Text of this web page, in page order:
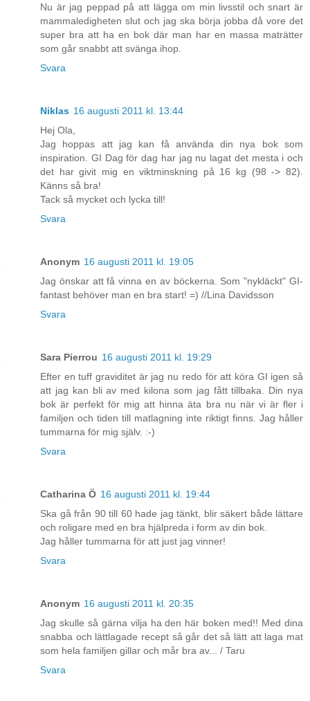
Nu är jag peppad på att lägga om min livsstil och snart är
mammaledigheten slut och jag ska börja jobba då vore det
super bra att ha en bok där man har en massa maträtter
som går snabbt att svänga ihop.
Svara
Niklas 16 augusti 2011 kl. 13:44
Hej Ola,
Jag hoppas att jag kan få använda din nya bok som
inspiration. GI Dag för dag har jag nu lagat det mesta i och
det har givit mig en viktminskning på 16 kg (98 -> 82).
Känns så bra!
Tack så mycket och lycka till!
Svara
Anonym 16 augusti 2011 kl. 19:05
Jag önskar att få vinna en av böckerna. Som "nykläckt" GI-
fantast behöver man en bra start! =) //Lina Davidsson
Svara
Sara Pierrou 16 augusti 2011 kl. 19:29
Efter en tuff graviditet är jag nu redo för att köra GI igen så
att jag kan bli av med kilona som jag fått tillbaka. Din nya
bok är perfekt för mig att hinna äta bra nu när vi är fler i
familjen och tiden till matlagning inte riktigt finns. Jag håller
tummarna för mig själv. :-)
Svara
Catharina Ö 16 augusti 2011 kl. 19:44
Ska gå från 90 till 60 hade jag tänkt, blir säkert både lättare
och roligare med en bra hjälpreda i form av din bok.
Jag håller tummarna för att just jag vinner!
Svara
Anonym 16 augusti 2011 kl. 20:35
Jag skulle så gärna vilja ha den här boken med!! Med dina
snabba och lättlagade recept så går det så lätt att laga mat
som hela familjen gillar och mår bra av... / Taru
Svara